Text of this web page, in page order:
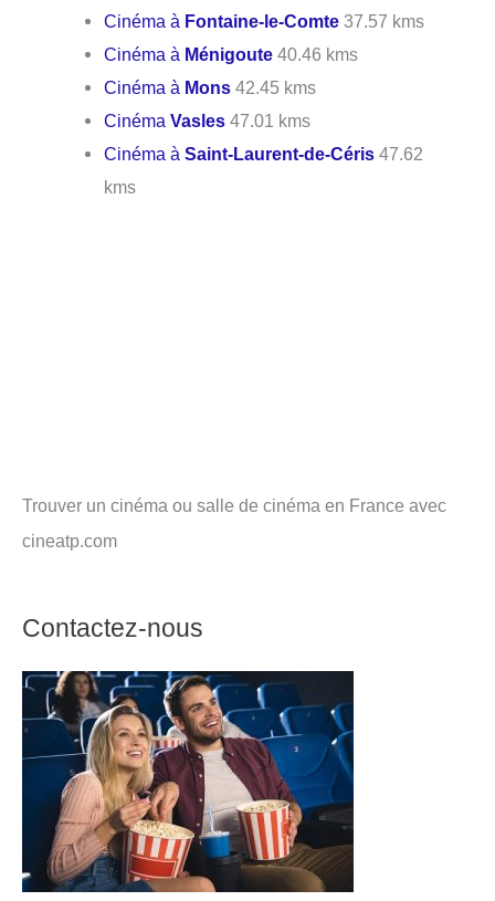
Cinéma à Fontaine-le-Comte 37.57 kms
Cinéma à Ménigoute 40.46 kms
Cinéma à Mons 42.45 kms
CinémaVasles 47.01 kms
Cinéma àSaint-Laurent-de-Céris 47.62
kms
Trouver un cinéma ou salle de cinéma en France avec
cineatp.com
Contactez-nous